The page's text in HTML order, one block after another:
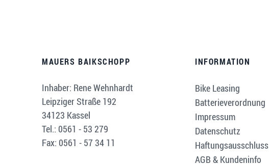
MAUERS BAIKSCHOPP
Inhaber: Rene Wehnhardt
Leipziger Straße 192
34123 Kassel
Tel.: 0561 - 53 279
Fax: 0561 - 57 34 11
INFORMATION
Bike Leasing
Batterieverordnung
Impressum
Datenschutz
Haftungsausschluss
AGB & Kundeninfo